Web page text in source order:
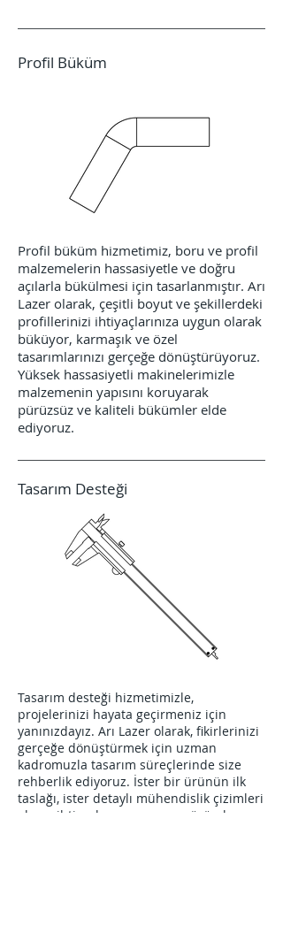
Profil Büküm
Profil büküm hizmetimiz, boru ve profil
malzemelerin hassasiyetle ve doğru
açılarla bükülmesi için tasarlanmıştır. Arı
Lazer olarak, çeşitli boyut ve şekillerdeki
profillerinizi ihtiyaçlarınıza uygun olarak
büküyor, karmaşık ve özel
tasarımlarınızı gerçeğe dönüştürüyoruz.
Yüksek hassasiyetli makinelerimizle
malzemenin yapısını koruyarak
pürüzsüz ve kaliteli bükümler elde
ediyoruz.
Tasarım Desteği
Tasarım desteği hizmetimizle,
projelerinizi hayata geçirmeniz için
yanınızdayız. Arı Lazer olarak, fikirlerinizi
gerçeğe dönüştürmek için uzman
kadromuzla tasarım süreçlerinde size
rehberlik ediyoruz. İster bir ürünün ilk
taslağı, ister detaylı mühendislik çizimleri
olsun, ihtiyaçlarınıza uygun çözümler